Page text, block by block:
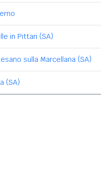
in Pittari (SA)
sulla Marcellana (SA)
(SA)